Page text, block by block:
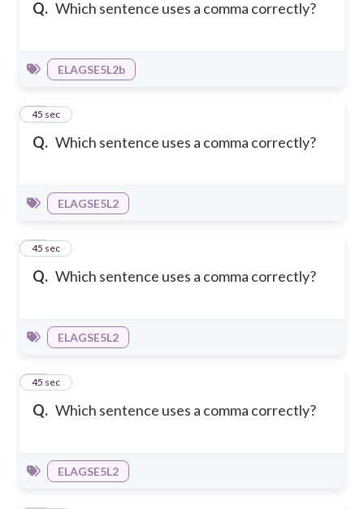
Q. Which sentence uses a comma correctly?
ELAGSE5L2b
Q. Which sentence uses a comma correctly?
15
45 sec
ELAGSE5L2
Q. Which sentence uses a comma correctly?
16
45 sec
ELAGSE5L2
Q. Which sentence uses a comma correctly?
17
45 sec
ELAGSE5L2